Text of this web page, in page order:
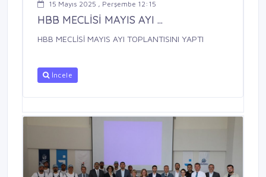
15 Mayıs 2025 , Perşembe 12:15
HBB MECLİSİ MAYIS AYI ...
HBB MECLİSİ MAYIS AYI TOPLANTISINI YAPTI
İncele